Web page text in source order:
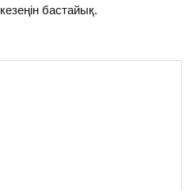
кезеңін бастайық.